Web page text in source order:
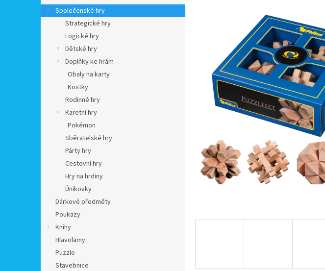
r
a
Společenské hry
Strategické hry
Logické hry
Dětské hry
Doplňky ke hrám
Obaly na karty
Kostky
Rodinné hry
Karetní hry
Pokémon
Sběratelské hry
Párty hry
Cestovní hry
Hry na hrdiny
Únikovky
Dárkové předměty
Poukazy
Knihy
Hlavolamy
Puzzle
Stavebnice